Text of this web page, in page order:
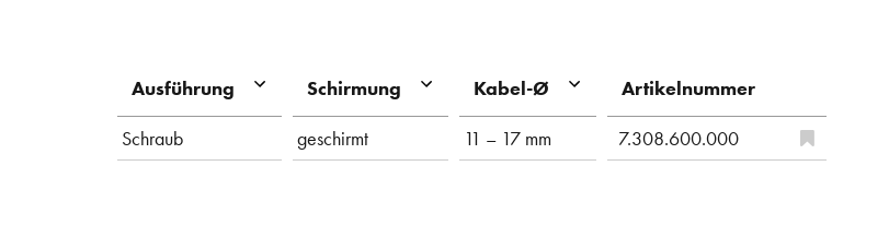
Ausführung Schirmung Kabel-Ø Artikelnummer
Schraub geschirmt 11 – 17 mm 7.308.600.000